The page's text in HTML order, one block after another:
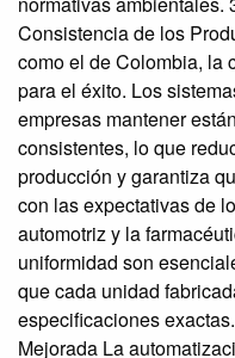
Consistencia de los
como el de Colombia, la
para el éxito. Los
empresas mantener
consistentes, lo que
producción y garantiza
con las expectativas de
automotriz y la
uniformidad son
que cada unidad
especificaciones
Mejorada La